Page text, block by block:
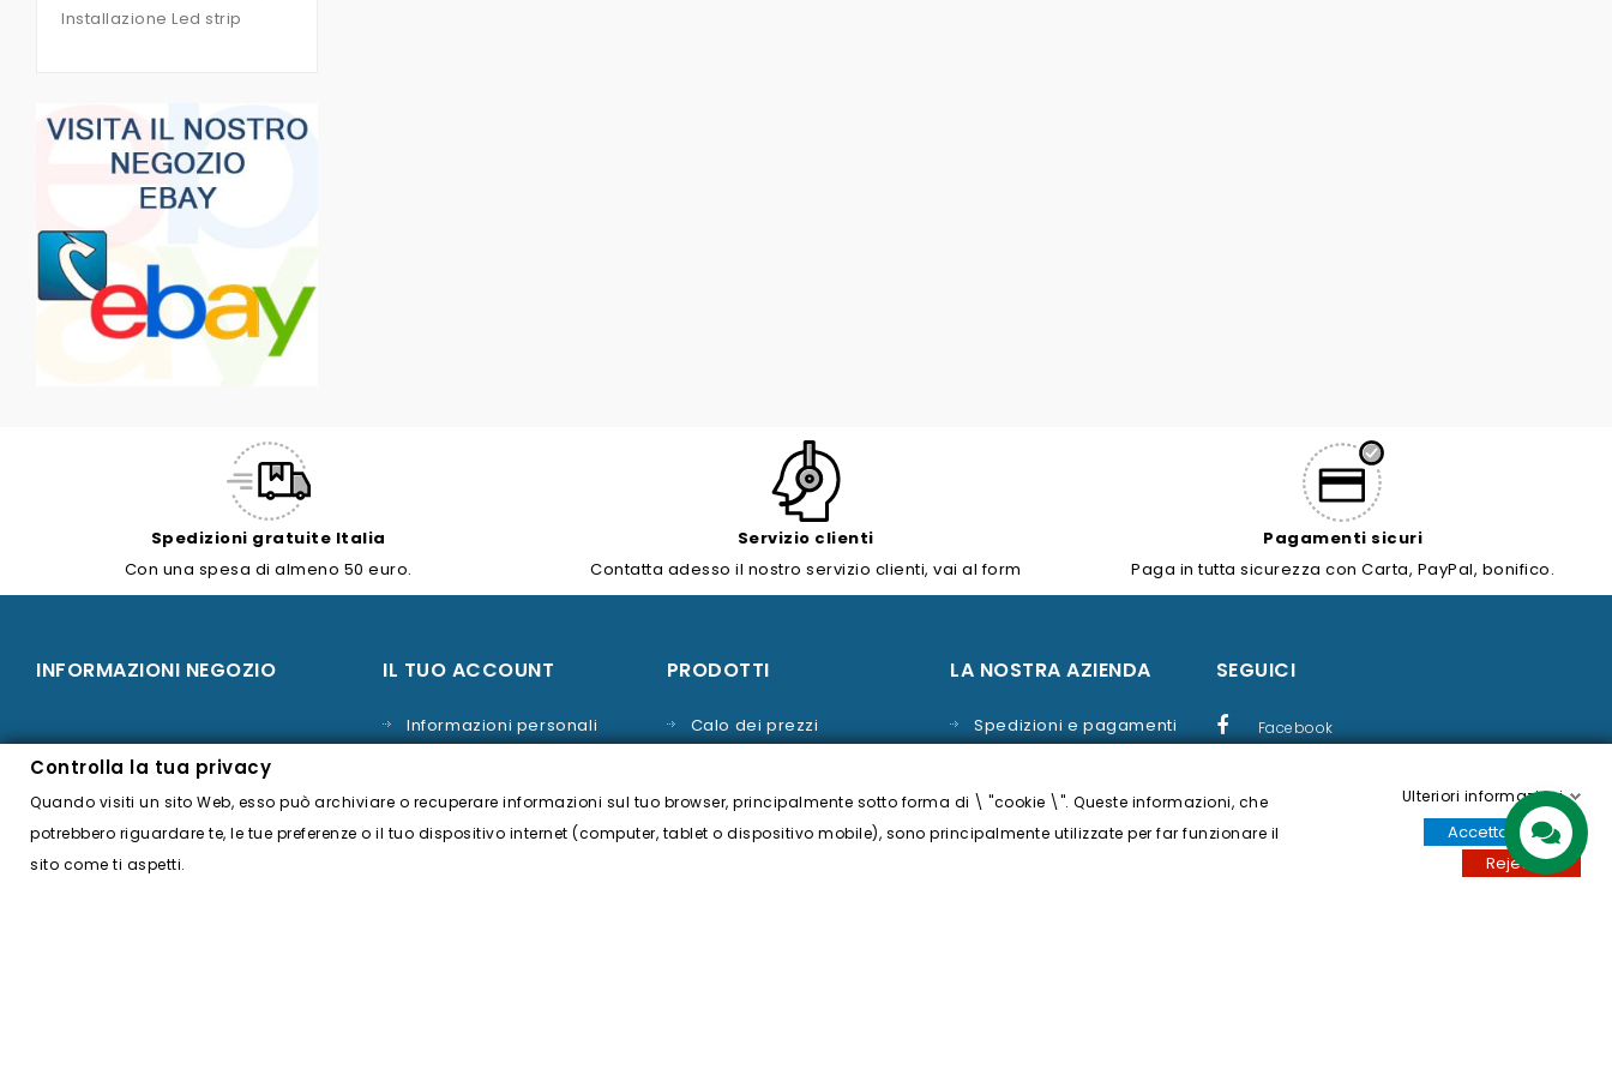
Installazione Led strip
Spedizioni gratuite Italia
Con una spesa di almeno 50 euro.
Servizio clienti
Contatta adesso il nostro servizio clienti, vai al form
contatti.
Pagamenti sicuri
Paga in tutta sicurezza con Carta, PayPal, bonifico.
INFORMAZIONI NEGOZIO
Costa Impianti e Forniture di Willy
Via Pianmercato 23
16044 Cicagna
IL TUO ACCOUNT
Informazioni personali
Note di credito
Indirizzi
PRODOTTI
Calo dei prezzi
Migliori vendite
LA NOSTRA AZIENDA
Spedizioni e pagamenti
Termini e condizioni d'uso
Chi siamo
SEGUICI
Facebook
YouTube
Controlla la tua privacy
Quando visiti un sito Web, esso può archiviare o recuperare informazioni sul tuo browser, principalmente sotto forma di \ "cookie \". Queste informazioni, che
potrebbero riguardare te, le tue preferenze o il tuo dispositivo internet (computer, tablet o dispositivo mobile), sono principalmente utilizzate per far funzionare il
sito come ti aspetti.
Ulteriori informazioni
Accettare tutti
Reject all
Contattaci